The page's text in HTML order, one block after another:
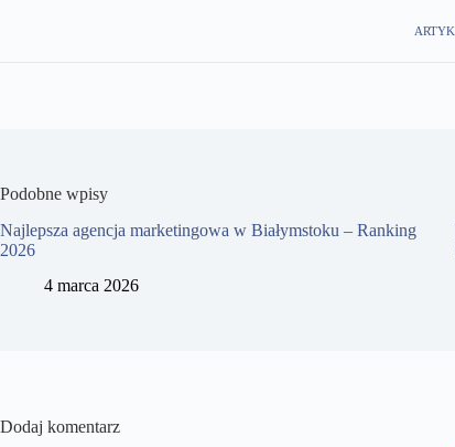
Podobne wpisy
Najlepsza agencja marketingowa w Białymstoku – Ranking
2026
4 marca 2026
Dodaj komentarz